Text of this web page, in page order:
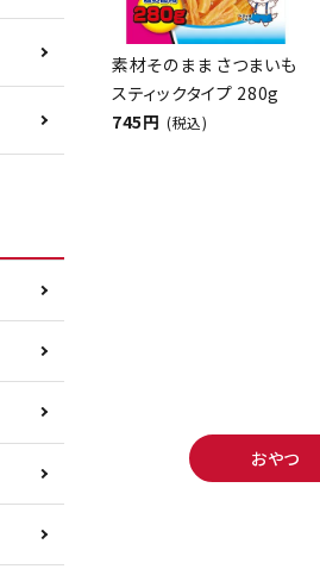
素材そのまま さつまいも
スティックタイプ 280g
745円 (税込)
おやつ